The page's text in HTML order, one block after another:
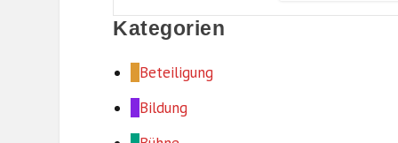
s
Kategorien
Beteiligung
Bildung